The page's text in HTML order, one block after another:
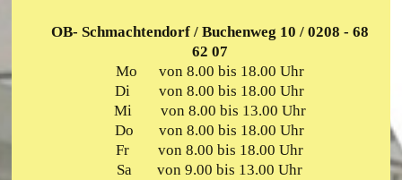
OB- Schmachtendorf / Buchenweg 10 / 0208 - 68
62 07
Mo von 8.00 bis 18.00 Uhr
Di von 8.00 bis 18.00 Uhr
Mi von 8.00 bis 13.00 Uhr
Do von 8.00 bis 18.00 Uhr
Fr von 8.00 bis 18.00 Uhr
Sa von 9.00 bis 13.00 Uhr